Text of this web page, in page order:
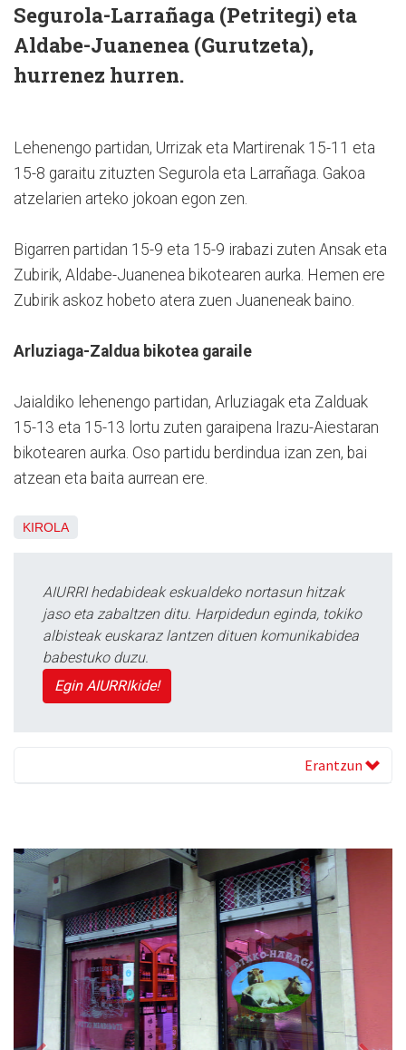
Segurola-Larrañaga (Petritegi) eta
Aldabe-Juanenea (Gurutzeta),
hurrenez hurren.
Lehenengo partidan, Urrizak eta Martirenak 15-11 eta
15-8 garaitu zituzten Segurola eta Larrañaga. Gakoa
atzelarien arteko jokoan egon zen.
Bigarren partidan 15-9 eta 15-9 irabazi zuten Ansak eta
Zubirik, Aldabe-Juanenea bikotearen aurka. Hemen ere
Zubirik askoz hobeto atera zuen Juaneneak baino.
Arluziaga-Zaldua bikotea garaile
Jaialdiko lehenengo partidan, Arluziagak eta Zalduak
15-13 eta 15-13 lortu zuten garaipena Irazu-Aiestaran
bikotearen aurka. Oso partidu berdindua izan zen, bai
atzean eta baita aurrean ere.
KIROLA
AIURRI hedabideak eskualdeko nortasun hitzak
jaso eta zabaltzen ditu. Harpidedun eginda, tokiko
albisteak euskaraz lantzen dituen komunikabidea
babestuko duzu.
Egin AIURRIkide!
Erantzun